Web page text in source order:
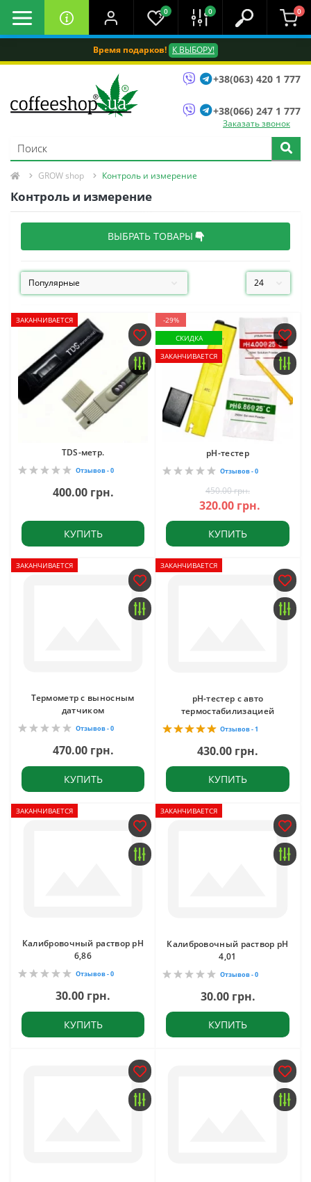
Время подарков! К ВЫБОРУ!
0 0 0
+38(063) 420 1 777
+38(066) 247 1 777
Заказать звонок
GROW shop Контроль и измерение
Контроль и измерение
ВЫБРАТЬ ТОВАРЫ
ЗАКАНЧИВАЕТСЯ
TDS-метр.
Отзывов - 0
400.00 грн.
КУПИТЬ
-29%
СКИДКА
ЗАКАНЧИВАЕТСЯ
рН-тестер
Отзывов - 0
450.00 грн.
320.00 грн.
КУПИТЬ
ЗАКАНЧИВАЕТСЯ
Термометр с выносным
датчиком
Отзывов - 0
470.00 грн.
КУПИТЬ
ЗАКАНЧИВАЕТСЯ
pH-тестер с авто
термостабилизацией
Отзывов - 1
430.00 грн.
КУПИТЬ
ЗАКАНЧИВАЕТСЯ
Калибровочный раствор pH
6,86
Отзывов - 0
30.00 грн.
КУПИТЬ
ЗАКАНЧИВАЕТСЯ
Калибровочный раствор pH
4,01
Отзывов - 0
30.00 грн.
КУПИТЬ